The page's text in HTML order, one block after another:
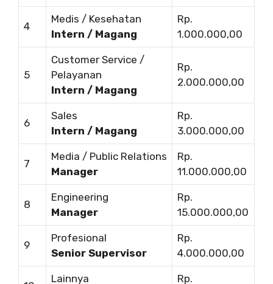
4
Medis / Kesehatan
Intern / Magang
Rp.
1.000.000,00
5
Customer Service /
Pelayanan
Intern / Magang
Rp.
2.000.000,00
6
Sales
Intern / Magang
Rp.
3.000.000,00
7
Media / Public Relations
Manager
Rp.
11.000.000,00
8
Engineering
Manager
Rp.
15.000.000,00
9
Profesional
Senior Supervisor
Rp.
4.000.000,00
Lainnya Rp.